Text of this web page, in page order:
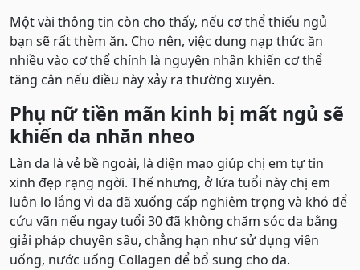
Một vài thông tin còn cho thấy, nếu cơ thể thiếu ngủ
bạn sẽ rất thèm ăn. Cho nên, việc dung nạp thức ăn
nhiều vào cơ thể chính là nguyên nhân khiến cơ thể
tăng cân nếu điều này xảy ra thường xuyên.
Phụ nữ tiền mãn kinh bị mất ngủ sẽ
khiến da nhăn nheo
Làn da là vẻ bề ngoài, là diện mạo giúp chị em tự tin
xinh đẹp rạng ngời. Thế nhưng, ở lứa tuổi này chị em
luôn lo lắng vì da đã xuống cấp nghiêm trọng và khó để
cứu vãn nếu ngay tuổi 30 đã không chăm sóc da bằng
giải pháp chuyên sâu, chẳng hạn như sử dụng viên
uống, nước uống Collagen để bổ sung cho da.